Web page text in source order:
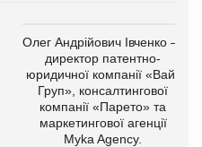
Олег Андрійович Івченко —
директор патентно-
юридичної компанії «Вайз
Груп», консалтингової
компанії «Парето» та
маркетингової агенції
Myka Agency.